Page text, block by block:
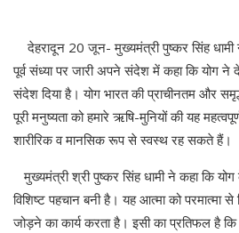
देहरादून 20 जून- मुख्यमंत्री पुष्कर सिंह धामी
पूर्व संध्या पर जारी अपने संदेश में कहा कि योग ने
संदेश दिया है। योग भारत की प्राचीनतम और
पूरी मनुष्यता को हमारे ऋषि-मुनियों की यह
शारीरिक व मानसिक रूप से स्वस्थ रह सकते हैं।
मुख्यमंत्री श्री पुष्कर सिंह धामी ने कहा कि योग
विशिष्ट पहचान बनी है। यह आत्मा को परमात्मा
जोड़ने का कार्य करता है। इसी का प्रतिफल है